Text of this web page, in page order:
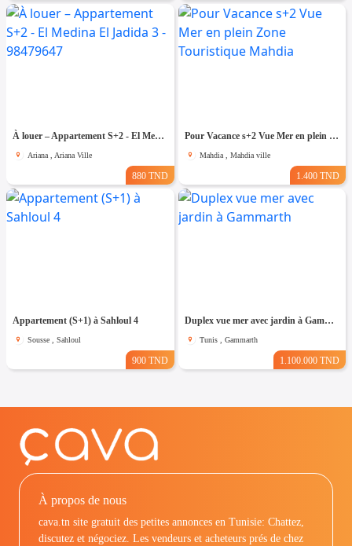
À louer – Appartement S+2 - El Medina El Jadida 3 - 98479647
Ariana , Ariana Ville
880 TND
Pour Vacance s+2 Vue Mer en plein Zone Touristique Mahdia
Mahdia , Mahdia ville
1.400 TND
Appartement (S+1) à Sahloul 4
Sousse , Sahloul
900 TND
Duplex vue mer avec jardin à Gammarth
Tunis , Gammarth
1.100.000 TND
À propos de nous
cava.tn site gratuit des petites annonces en Tunisie: Chattez,
discutez et négociez. Les vendeurs et acheteurs prés de chez